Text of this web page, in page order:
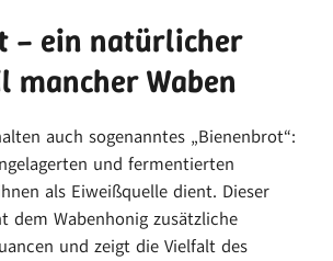
– ein natürlicher
mancher Waben
auch sogenanntes „Bienenbrot“:
und fermentierten
als Eiweißquelle dient. Dieser
dem Wabenhonig zusätzliche
und zeigt die Vielfalt des